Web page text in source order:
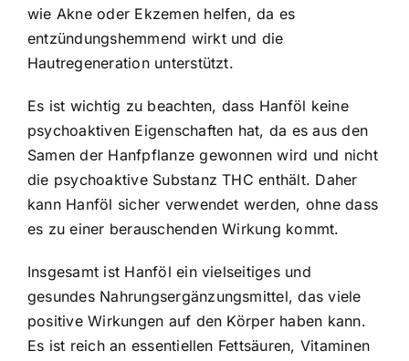
wie Akne oder Ekzemen helfen, da es
entzündungshemmend wirkt und die
Hautregeneration unterstützt.
Es ist wichtig zu beachten, dass Hanföl keine
psychoaktiven Eigenschaften hat, da es aus den
Samen der Hanfpflanze gewonnen wird und nicht
die psychoaktive Substanz THC enthält. Daher
kann Hanföl sicher verwendet werden, ohne dass
es zu einer berauschenden Wirkung kommt.
Insgesamt ist Hanföl ein vielseitiges und
gesundes Nahrungsergänzungsmittel, das viele
positive Wirkungen auf den Körper haben kann.
Es ist reich an essentiellen Fettsäuren, Vitaminen